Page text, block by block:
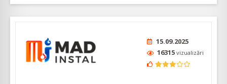
15.09.2025
16315 vizualizări